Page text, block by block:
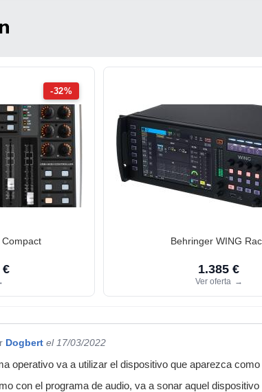
-32%
€
Behringer WING
1.385 €
Ver oferta →
Dogbert el 17/03/2022
operativo va a utilizar el dispositivo que aparezca
con el programa de audio, va a sonar aquel